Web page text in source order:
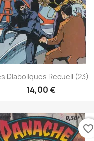
Diaboliques Recueil (23)
14,00 €
favorite_border